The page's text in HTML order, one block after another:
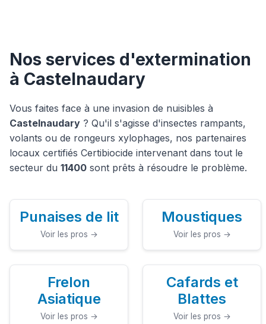
Nos services d'extermination
à Castelnaudary
Vous faites face à une invasion de nuisibles à
Castelnaudary ? Qu'il s'agisse d'insectes rampants,
volants ou de rongeurs xylophages, nos partenaires
locaux certifiés Certibiocide intervenant dans tout le
secteur du 11400 sont prêts à résoudre le problème.
Punaises de lit
Voir les pros →
Moustiques
Voir les pros →
Frelon
Asiatique
Voir les pros →
Cafards et
Blattes
Voir les pros →